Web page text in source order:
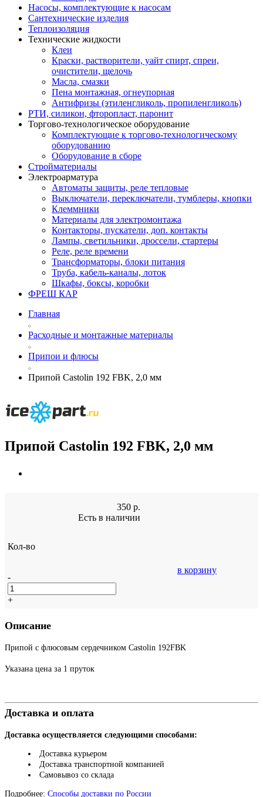
Насосы, комплектующие к насосам
Сантехнические изделия
Теплоизоляция
Технические жидкости
Клеи
Краски, растворители, уайт спирт, спреи,
очистители, щелочь
Масла, смазки
Пена монтажная, огнеупорная
Антифризы (этиленгликоль, пропиленгликоль)
РТИ, силикон, фторопласт, паронит
Торгово-технологическое оборудование
Комплектующие к торгово-технологическому
оборудованию
Оборудование в сборе
Стройматериалы
Электроарматура
Автоматы защиты, реле тепловые
Выключатели, переключатели, тумблеры, кнопки
Клеммники
Материалы для электромонтажа
Контакторы, пускатели, доп. контакты
Лампы, светильники, дроссели, стартеры
Реле, реле времени
Трансформаторы, блоки питания
Труба, кабель-каналы, лоток
Шкафы, боксы, коробки
ФРЕШ КАР
Главная
Расходные и монтажные материалы
Припои и флюсы
Припой Castolin 192 FBK, 2,0 мм
Припой Castolin 192 FBK, 2,0 мм
350 р.
Есть в наличии
Кол-во
-
+
в корзину
Описание
Припой с флюсовым сердечником Castolin 192FBK
Указана цена за 1 пруток
Доставка и оплата
Доставка осуществляется следующими способами:
Доставка курьером
Доставка транспортной компанией
Самовывоз со склада
Подробнее: Способы доставки по России